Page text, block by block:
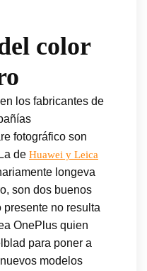
color
los fabricantes de
fotográfico son
de Huawei y Leica
longeva
son dos buenos
no resulta
OnePlus quien
para poner a
modelos